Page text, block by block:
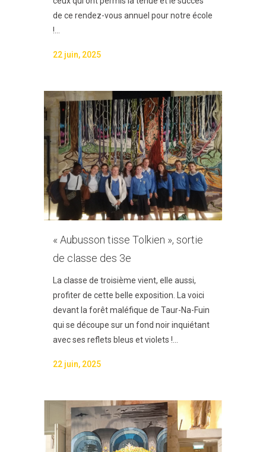
de ce rendez-vous annuel pour notre école
!...
22 juin, 2025
« Aubusson tisse Tolkien », sortie
de classe des 3e
La classe de troisième vient, elle aussi,
profiter de cette belle exposition. La voici
devant la forêt maléfique de Taur-Na-Fuin
qui se découpe sur un fond noir inquiétant
avec ses reflets bleus et violets !...
22 juin, 2025